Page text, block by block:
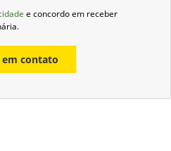
e concordo em receber
em contato